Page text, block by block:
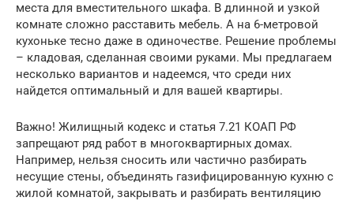
места для вместительного шкафа. В длинной и узкой
комнате сложно расставить мебель. А на 6-метровой
кухоньке тесно даже в одиночестве. Решение проблемы
– кладовая, сделанная своими руками. Мы предлагаем
несколько вариантов и надеемся, что среди них
найдется оптимальный и для вашей квартиры.
Важно! Жилищный кодекс и статья 7.21 КОАП РФ
запрещают ряд работ в многоквартирных домах.
Например, нельзя сносить или частично разбирать
несущие стены, объединять газифицированную кухню с
жилой комнатой, закрывать и разбирать вентиляцию